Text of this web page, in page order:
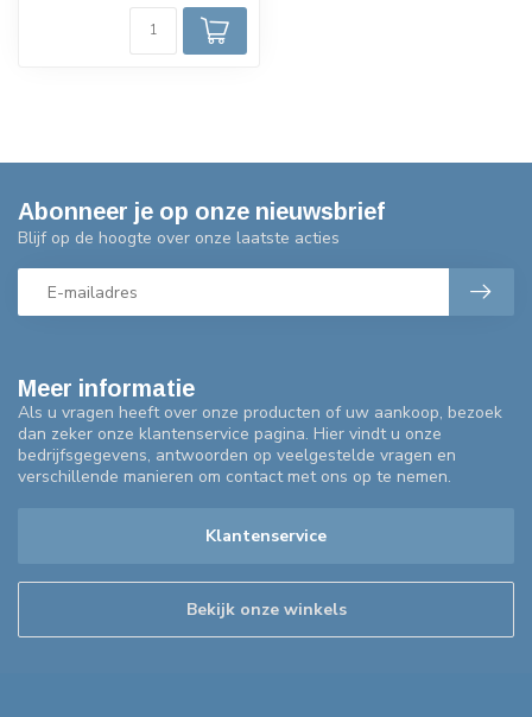
Meer informatie
Als u vragen heeft over onze producten of uw aankoop, bezoek
dan zeker onze klantenservice pagina. Hier vindt u onze
bedrijfsgegevens, antwoorden op veelgestelde vragen en
verschillende manieren om contact met ons op te nemen.
Klantenservice
Bekijk onze winkels
Abonneer je op onze nieuwsbrief
Blijf op de hoogte over onze laatste acties